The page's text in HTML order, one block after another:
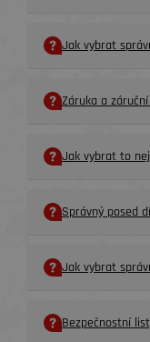
Jak vybrat
Záruka a
Jak vybrat to
Správný posed
Jak vybrat
Bezpečnostní